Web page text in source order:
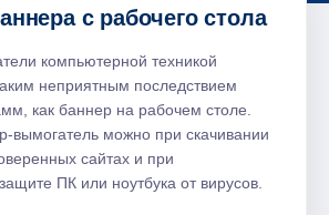
с рабочего стола
компьютерной техникой
неприятным последствием
как баннер на рабочем столе.
вымогатель можно при скачивании
сайтах и при
ПК или ноутбука от вирусов.